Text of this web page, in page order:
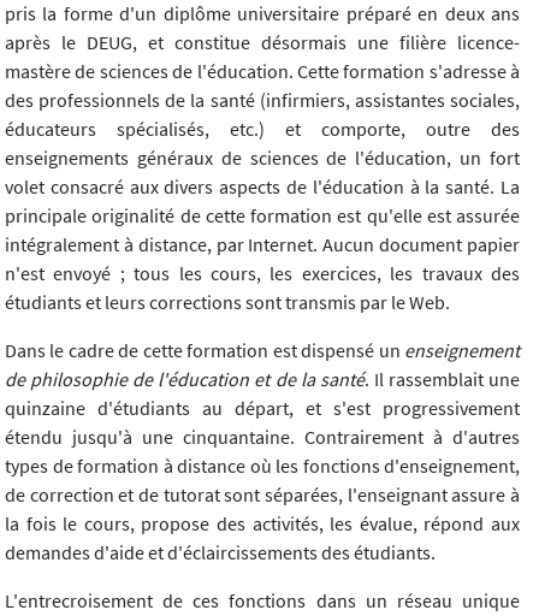
pris la forme d'un diplôme universitaire préparé en deux ans
après le DEUG, et constitue désormais une filière licence-
mastère de sciences de l'éducation. Cette formation s'adresse à
des professionnels de la santé (infirmiers, assistantes sociales,
éducateurs spécialisés, etc.) et comporte, outre des
enseignements généraux de sciences de l'éducation, un fort
volet consacré aux divers aspects de l'éducation à la santé. La
principale originalité de cette formation est qu'elle est assurée
intégralement à distance, par Internet. Aucun document papier
n'est envoyé ; tous les cours, les exercices, les travaux des
étudiants et leurs corrections sont transmis par le Web.
Dans le cadre de cette formation est dispensé un enseignement
de philosophie de l'éducation et de la santé. Il rassemblait une
quinzaine d'étudiants au départ, et s'est progressivement
étendu jusqu'à une cinquantaine. Contrairement à d'autres
types de formation à distance où les fonctions d'enseignement,
de correction et de tutorat sont séparées, l'enseignant assure à
la fois le cours, propose des activités, les évalue, répond aux
demandes d'aide et d'éclaircissements des étudiants.
L'entrecroisement de ces fonctions dans un réseau unique